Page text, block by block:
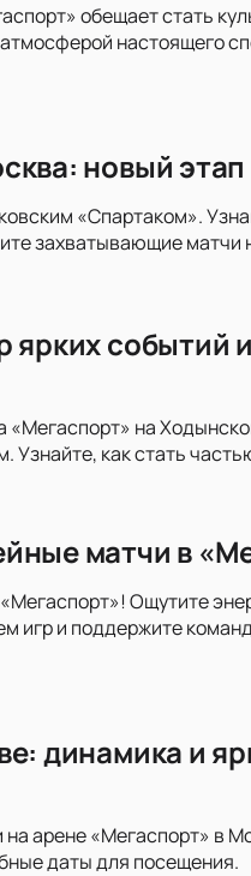
обещает стать
настоящего
новый
«Спартаком».
захватывающие матчи
ярких событий
на
Узнайте, как стать
матчи в
Ощутите
игр и поддержите
динамика и
арене «Мегаспорт» в
даты для посещения.